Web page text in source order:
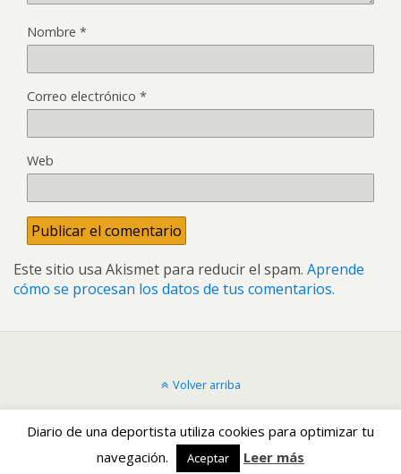
Nombre *
Correo electrónico *
Web
Este sitio usa Akismet para reducir el spam. Aprende
cómo se procesan los datos de tus comentarios.
Volver arriba
Móvil Escritorio
Diario de una deportista utiliza cookies para optimizar tu
navegación.
Aceptar Leer más